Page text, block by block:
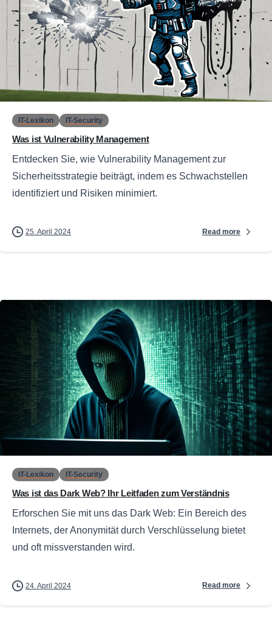
0
IT-Lexikon IT-Security
Was ist Vulnerability Management
Entdecken Sie, wie Vulnerability Management zur
Sicherheitsstrategie beiträgt, indem es Schwachstellen
identifiziert und Risiken minimiert.
25. April 2024 Read more
0
IT-Lexikon IT-Security
Was ist das Dark Web? Ihr Leitfaden zum Verständnis
Erforschen Sie mit uns das Dark Web: Ein Bereich des
Internets, der Anonymität durch Verschlüsselung bietet
und oft missverstanden wird.
24. April 2024 Read more